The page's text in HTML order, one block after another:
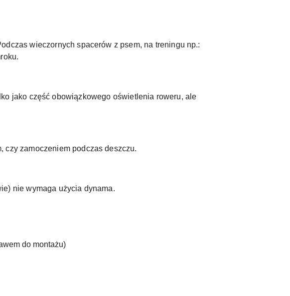
wieczornych spacerów z psem, na treningu np.:
jako część obowiązkowego oświetlenia roweru, ale
czy zamoczeniem podczas deszczu.
nie wymaga użycia dynama.
do montażu)